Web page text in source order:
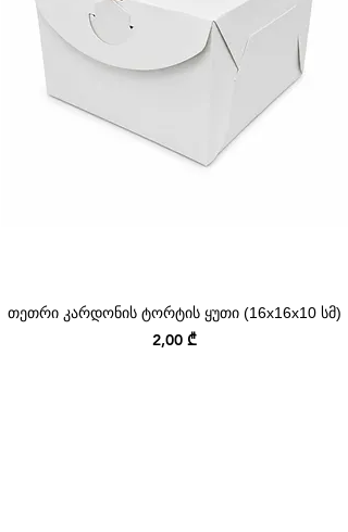
თეთრი კარდონის ტორტის ყუთი (16x16x10 სმ)
Price
2,00 ₾